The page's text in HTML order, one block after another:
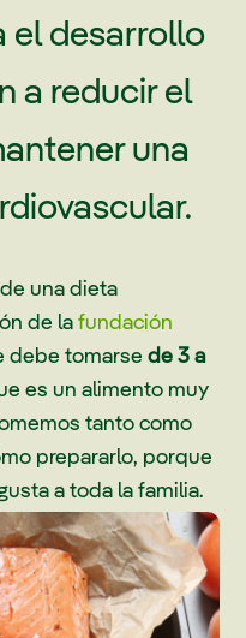
el desarrollo
a reducir el
una
una dieta
de lafundación
debe tomarsede 3 a
es un alimento muy
tanto como
prepararlo, porque
a toda la familia.